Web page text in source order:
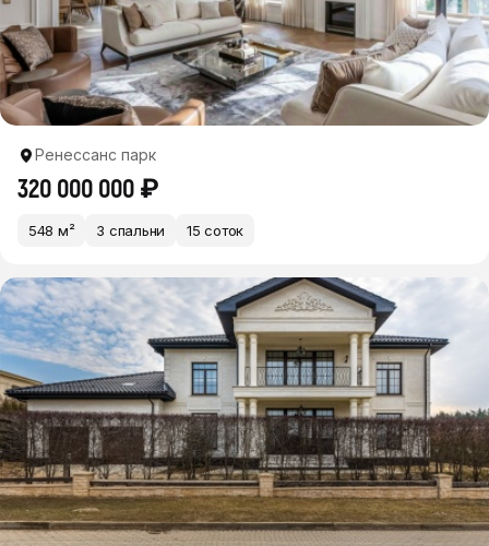
Ренессанс парк
320 000 000 ₽
548 м² 3 спальни 15 соток